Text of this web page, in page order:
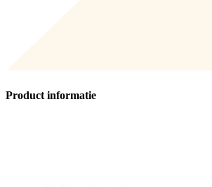
Product informatie